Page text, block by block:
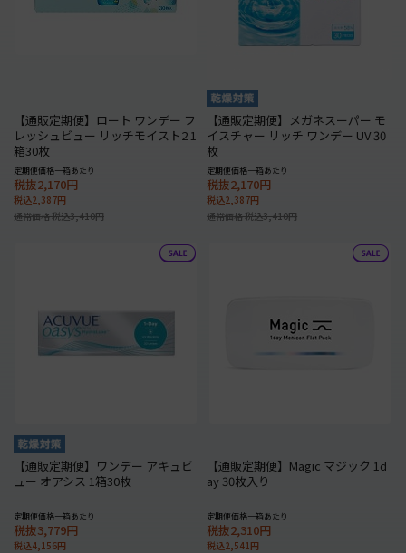
【通販定期便】ロート ワンデー フ
レッシュビュー リッチモイスト2 1
箱30枚
定期便価格一箱あたり
税抜2,170円
税込2,387円
通常価格 税込3,410円
【通販定期便】メガネスーパー モ
イスチャー リッチ ワンデー UV 30
枚
定期便価格一箱あたり
税抜2,170円
税込2,387円
通常価格 税込3,410円
【通販定期便】ワンデー アキュビ
ュー オアシス 1箱30枚
定期便価格一箱あたり
税抜3,779円
税込4,156円
【通販定期便】Magic マジック 1d
ay 30枚入り
定期便価格一箱あたり
税抜2,310円
税込2,541円